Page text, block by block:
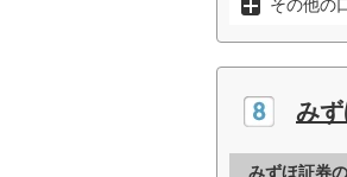
その他の
み
みずほ証券